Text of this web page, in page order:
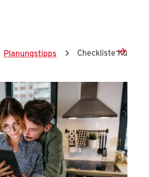
Planungstipps Checkliste